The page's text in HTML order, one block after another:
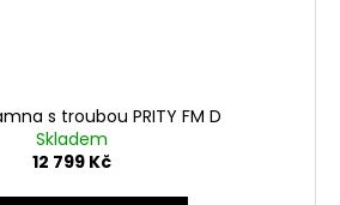
s troubou PRITY FM D
Skladem
12 799 Kč